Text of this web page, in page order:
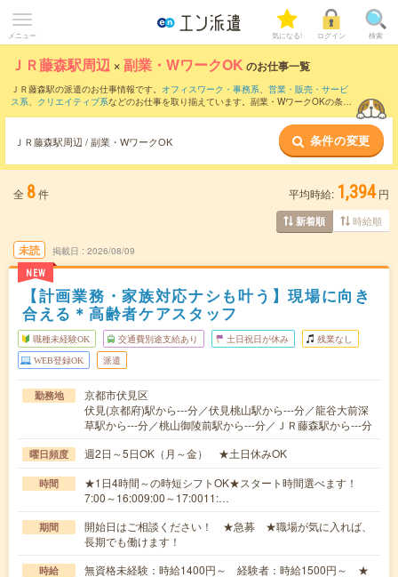
メニュー 気になる! ログイン 検索
ＪＲ藤森駅周辺 ×副業・WワークOK のお仕事一覧
ＪＲ藤森駅の派遣のお仕事情報です。 オフィスワーク・事務系、 営業・販売・サービ
ス系、 クリエイティブ系などのお仕事を取り揃えています。副業・WワークOKの条件
ＪＲ藤森駅周辺 / 副業・WワークOK 条件の変更
全 8件 平均時給: 1,394 円
新着順 時給順
未読
NEW
掲載日 2026/08/09
【計画業務・家族対応ナシも叶う】現場に向き
合える＊高齢者ケアスタッフ
職種未経験OK 交通費別途支給あり 土日祝日が休み 残業なし
WEB登録OK 派遣
勤務地
京都市伏見区
伏見(京都府)駅から---分／伏見桃山駅から---分／龍谷大前深
草駅から---分／桃山御陵前駅から---分／ＪＲ藤森駅から---分
曜日頻度 週2日～5日OK（月～金） ★土日休みOK
時間
★1日4時間～の時短シフトOK★スタート時間選べます！
7:00～16:009:00～17:0011:…
期間
開始日はご相談ください！ ★急募 ★職場が気に入れば、
長期でも働けます！
時給
無資格未経験：時給1400円～ 経験者：時給1500円～ ★